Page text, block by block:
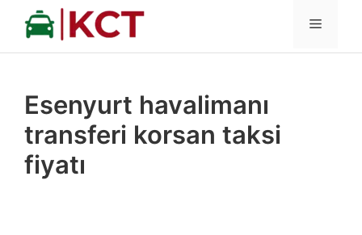
İçeriğe
MENÜ
Esenyurt havalimanı
transferi korsan taksi
fiyatı